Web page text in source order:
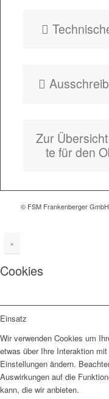
Zur
te für den
© FSM Frankenberger
×
Cookies
Einsatz
Wir verwenden Cookies um
etwas über Ihre Interaktion
Einstellungen ändern.
Auswirkungen auf die
kann, die wir anbieten.